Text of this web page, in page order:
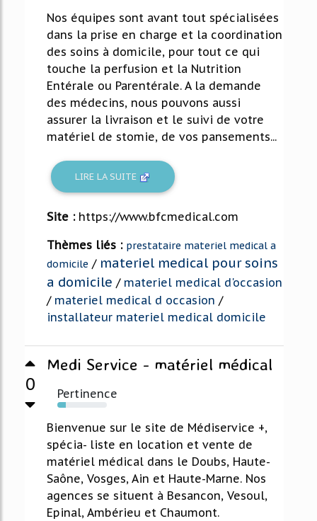
Nos équipes sont avant tout spécialisées
dans la prise en charge et la coordination
des soins à domicile, pour tout ce qui
touche la perfusion et la Nutrition
Entérale ou Parentérale. A la demande
des médecins, nous pouvons aussi
assurer la livraison et le suivi de votre
matériel de stomie, de vos pansements...
LIRE LA SUITE
Site : https://www.bfcmedical.com
Thèmes liés : prestataire materiel medical a
domicile / materiel medical pour soins
a domicile / materiel medical d'occasion
/ materiel medical d occasion /
installateur materiel medical domicile
0
Medi Service - matériel médical
Pertinence
17%
Bienvenue sur le site de Médiservice +,
spécia- liste en location et vente de
matériel médical dans le Doubs, Haute-
Saône, Vosges, Ain et Haute-Marne. Nos
agences se situent à Besancon, Vesoul,
Epinal, Ambérieu et Chaumont.